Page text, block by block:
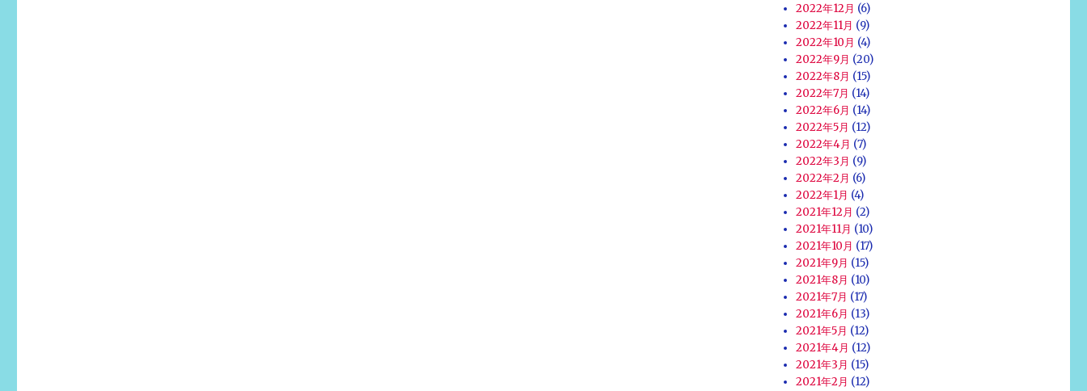
2022年12月 (6)
2022年11月 (9)
2022年10月 (4)
2022年9月 (20)
2022年8月 (15)
2022年7月 (14)
2022年6月 (14)
2022年5月 (12)
2022年4月 (7)
2022年3月 (9)
2022年2月 (6)
2022年1月 (4)
2021年12月 (2)
2021年11月 (10)
2021年10月 (17)
2021年9月 (15)
2021年8月 (10)
2021年7月 (17)
2021年6月 (13)
2021年5月 (12)
2021年4月 (12)
2021年3月 (15)
2021年2月 (12)